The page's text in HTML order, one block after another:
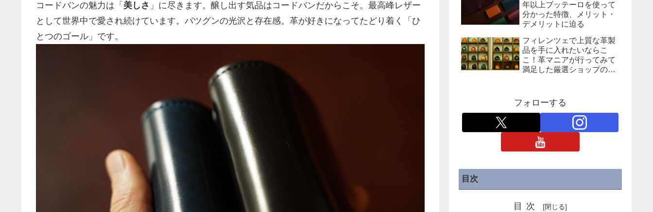
コードバンの魅力は「 美しさ 」に尽きます。醸し出す気品はコードバンだからこそ。最高峰レザー
として世界中で愛され続けています。バツグンの光沢と存在感。革が好きになってたどり着く「ひ
とつのゴール」です。
年以上ブッテーロを使って
分かった特徴、メリット・
デメリットに迫る
フィレンツェで上質な革製
品を手に入れたいならこ
こ！革マニアが行ってみて
満足した厳選ショップの紹
フォローする
目次
目次